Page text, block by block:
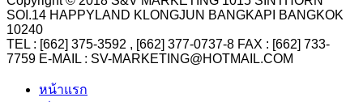
SOI.14 HAPPYLAND KLONGJUN BANGKAPI BANGKOK
10240
TEL : [662] 375-3592 , [662] 377-0737-8 FAX : [662] 733-
7759 E-MAIL : SV-MARKETING@HOTMAIL.COM
หน้าแรก